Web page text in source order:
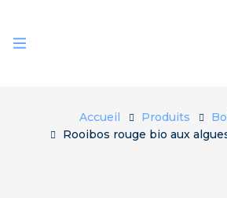
Accueil Produits
Rooibos rouge bio aux